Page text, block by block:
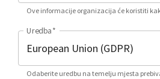
Ove informacije organizacija će koristiti
Uredba*
Odaberite uredbu na temelju mjesta